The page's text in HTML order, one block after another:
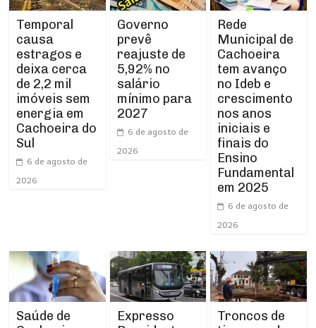
Temporal
causa
estragos e
deixa cerca
de 2,2 mil
imóveis sem
energia em
Cachoeira do
Sul
6 de agosto de
2026
Governo
prevê
reajuste de
5,92% no
salário
mínimo para
2027
6 de agosto de
2026
Rede
Municipal de
Cachoeira
tem avanço
no Ideb e
crescimento
nos anos
iniciais e
finais do
Ensino
Fundamental
em 2025
6 de agosto de
2026
Saúde de
Expresso
Troncos de